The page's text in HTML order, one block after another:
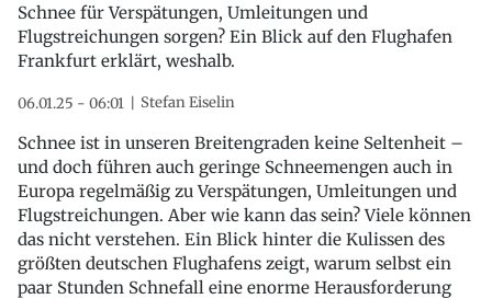
Schnee für Verspätungen, Umleitungen und
Flugstreichungen sorgen? Ein Blick auf den Flughafen
Frankfurt erklärt, weshalb.
06.01.25 - 06:01 Stefan Eiselin
Schnee ist in unseren Breitengraden keine Seltenheit –
und doch führen auch geringe Schneemengen auch in
Europa regelmäßig zu Verspätungen, Umleitungen und
Flugstreichungen. Aber wie kann das sein? Viele können
das nicht verstehen. Ein Blick hinter die Kulissen des
größten deutschen Flughafens zeigt, warum selbst ein
paar Stunden Schnefall eine enorme Herausforderung